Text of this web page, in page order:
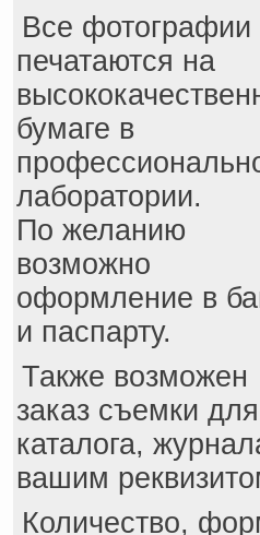
Все фотографии
печатаются на
бумаге в
лаборатории.
По желанию
возможно
оформление в
и паспарту.
Также возможен
заказ съемки для
каталога,
вашим
Количество,